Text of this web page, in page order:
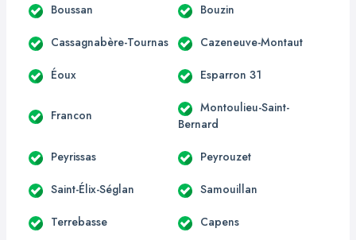
Boussan Bouzin
Cassagnabère-Tournas Cazeneuve-Montaut
Éoux Esparron 31
Francon
Montoulieu-Saint-
Bernard
Peyrissas Peyrouzet
Saint-Élix-Séglan Samouillan
Terrebasse Capens